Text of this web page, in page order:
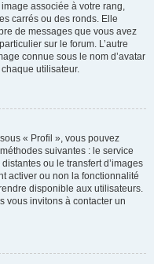
associée à votre rang,
carrés ou des ronds. Elle
de messages que vous avez
sur le forum. L’autre
connue sous le nom d’avatar
utilisateur.
« Profil », vous pouvez
suivantes : le service
ou le transfert d’images
activer ou non la fonctionnalité
disponible aux utilisateurs.
vous invitons à contacter un